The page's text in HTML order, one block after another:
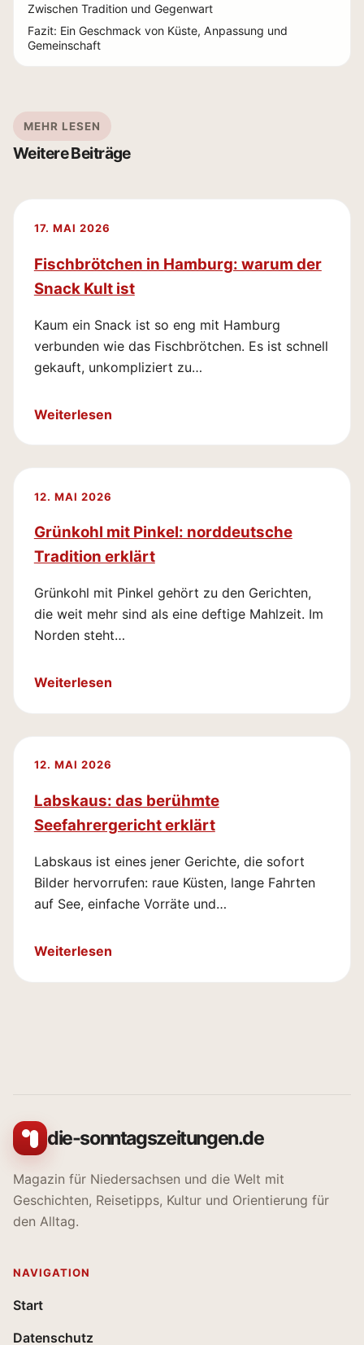
Zwischen Tradition und Gegenwart
Fazit: Ein Geschmack von Küste, Anpassung und
Gemeinschaft
MEHR LESEN
Weitere Beiträge
17. MAI 2026
Fischbrötchen in Hamburg: warum der
Snack Kult ist
Kaum ein Snack ist so eng mit Hamburg
verbunden wie das Fischbrötchen. Es ist schnell
gekauft, unkompliziert zu…
Weiterlesen
12. MAI 2026
Grünkohl mit Pinkel: norddeutsche
Tradition erklärt
Grünkohl mit Pinkel gehört zu den Gerichten,
die weit mehr sind als eine deftige Mahlzeit. Im
Norden steht…
Weiterlesen
12. MAI 2026
Labskaus: das berühmte
Seefahrergericht erklärt
Labskaus ist eines jener Gerichte, die sofort
Bilder hervorrufen: raue Küsten, lange Fahrten
auf See, einfache Vorräte und…
Weiterlesen
die-sonntagszeitungen.de
Magazin für Niedersachsen und die Welt mit
Geschichten, Reisetipps, Kultur und Orientierung für
den Alltag.
NAVIGATION
Start
Datenschutz